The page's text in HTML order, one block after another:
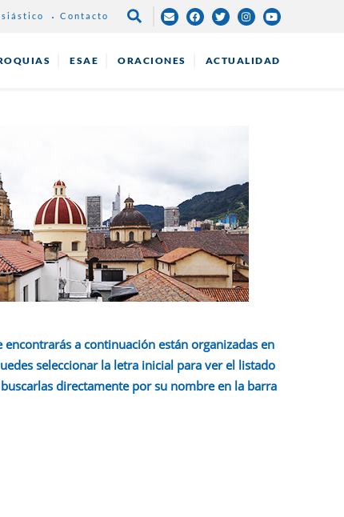
Contacto
ESAE ORACIONES ACTUALIDAD
encontrarás a continuación están organizadas en
seleccionar la letra inicial para ver el listado
directamente por su nombre en la barra